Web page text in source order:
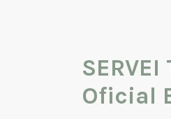
SERVEI
Oficial